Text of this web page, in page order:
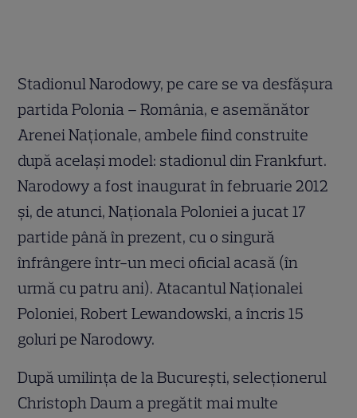
Stadionul Narodowy, pe care se va desfăşura
partida Polonia – România, e asemănător
Arenei Naţionale, ambele fiind construite
după acelaşi model: stadionul din Frankfurt.
Narodowy a fost inaugurat în februarie 2012
şi, de atunci, Naţionala Poloniei a jucat 17
partide până în prezent, cu o singură
înfrângere într-un meci oficial acasă (în
urmă cu patru ani). Atacantul Naţionalei
Poloniei, Robert Lewandowski, a încris 15
goluri pe Narodowy.
După umilinţa de la Bucureşti, selecţionerul
Christoph Daum a pregătit mai multe